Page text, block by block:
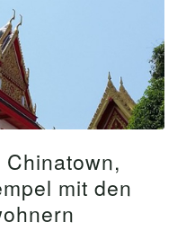
mit den